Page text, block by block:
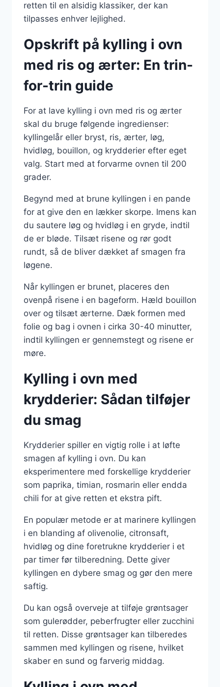
retten til en alsidig klassiker, der kan
tilpasses enhver lejlighed.
Opskrift på kylling i ovn
med ris og ærter: En trin-
for-trin guide
For at lave kylling i ovn med ris og ærter
skal du bruge følgende ingredienser:
kyllingelår eller bryst, ris, ærter, løg,
hvidløg, bouillon, og krydderier efter eget
valg. Start med at forvarme ovnen til 200
grader.
Begynd med at brune kyllingen i en pande
for at give den en lækker skorpe. Imens kan
du sautere løg og hvidløg i en gryde, indtil
de er bløde. Tilsæt risene og rør godt
rundt, så de bliver dækket af smagen fra
løgene.
Når kyllingen er brunet, placeres den
ovenpå risene i en bageform. Hæld bouillon
over og tilsæt ærterne. Dæk formen med
folie og bag i ovnen i cirka 30-40 minutter,
indtil kyllingen er gennemstegt og risene er
møre.
Kylling i ovn med
krydderier: Sådan tilføjer
du smag
Krydderier spiller en vigtig rolle i at løfte
smagen af kylling i ovn. Du kan
eksperimentere med forskellige krydderier
som paprika, timian, rosmarin eller endda
chili for at give retten et ekstra pift.
En populær metode er at marinere kyllingen
i en blanding af olivenolie, citronsaft,
hvidløg og dine foretrukne krydderier i et
par timer før tilberedning. Dette giver
kyllingen en dybere smag og gør den mere
saftig.
Du kan også overveje at tilføje grøntsager
som gulerødder, peberfrugter eller zucchini
til retten. Disse grøntsager kan tilberedes
sammen med kyllingen og risene, hvilket
skaber en sund og farverig middag.